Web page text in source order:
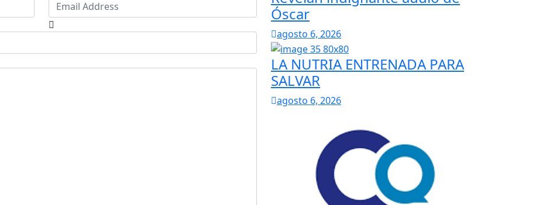
Óscar
agosto 6, 2026
LA NUTRIA ENTRENADA PARA
SALVAR
agosto 6, 2026